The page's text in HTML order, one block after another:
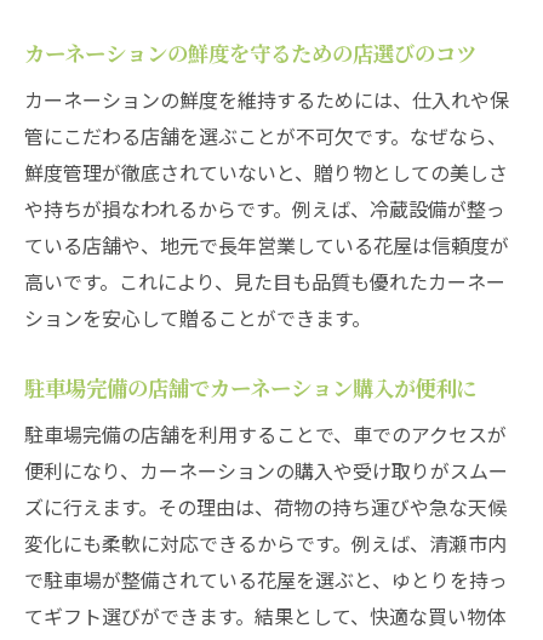
清瀬市でサプライズ配送を成功させる秘訣
カーネーションの配送トラブルを防ぐ対策
とは
花束選びに迷った時のポイントを解説
カーネーションの花束選びで重視すべきポ
イント
迷った時に役立つカーネーションの色や本
清瀬市でおすすめのカーネーション花束ア
レンジ
贈る相手に合うカーネーションの選び方解
説
カーネーションの花束で印象をアップする
工夫
清瀬市で評判の花屋に相談するメリット
カーネーションの鮮度を守るための店選びのコツ
カーネーションの鮮度を維持するためには、仕入れや保
管にこだわる店舗を選ぶことが不可欠です。なぜなら、
鮮度管理が徹底されていないと、贈り物としての美しさ
や持ちが損なわれるからです。例えば、冷蔵設備が整っ
ている店舗や、地元で長年営業している花屋は信頼度が
高いです。これにより、見た目も品質も優れたカーネー
ションを安心して贈ることができます。
駐車場完備の店舗でカーネーション購入が便利に
駐車場完備の店舗を利用することで、車でのアクセスが
便利になり、カーネーションの購入や受け取りがスムー
ズに行えます。その理由は、荷物の持ち運びや急な天候
変化にも柔軟に対応できるからです。例えば、清瀬市内
で駐車場が整備されている花屋を選ぶと、ゆとりを持っ
てギフト選びができます。結果として、快適な買い物体